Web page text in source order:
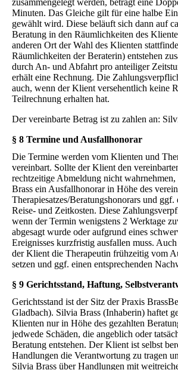
Minuten. Das Gleiche gilt für eine halbe
gewählt wird. Diese beläuft sich dann auf
Beratung in den Räumlichkeiten des
anderen Ort der Wahl des Klienten
Räumlichkeiten der Beraterin) entstehen
durch An- und Abfahrt pro anteiliger
erhält eine Rechnung. Die
auch, wenn der Klient versehentlich keine
Teilrechnung erhalten hat.
Der vereinbarte Betrag ist zu zahlen an:
§ 8 Termine und Ausfallhonorar
Die Termine werden vom Klienten und
vereinbart. Sollte der Klient den
rechtzeitige Abmeldung nicht
Brass ein Ausfallhonorar in Höhe des
Therapiesatzes/Beratungshonorars und ggf.
Reise- und Zeitkosten. Diese
wenn der Termin wenigstens 2 Werktage
abgesagt wurde oder aufgrund eines
Ereignisses kurzfristig ausfallen muss.
der Klient die Therapeutin frühzeitig vom
setzen und ggf. einen entsprechenden
§ 9 Gerichtsstand, Haftung,
Gerichtsstand ist der Sitz der Praxis
Gladbach). Silvia Brass (Inhaberin) haftet
Klienten nur in Höhe des gezahlten
jedwede Schäden, die angeblich oder
Beratung entstehen. Der Klient ist selbst
Handlungen die Verantwortung zu tragen
Silvia Brass über Handlungen mit